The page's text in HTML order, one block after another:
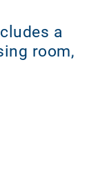
a
room,